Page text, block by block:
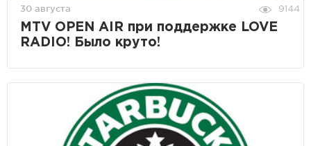
30 августа 9144
MTV OPEN AIR при поддержке LOVE
RADIO! Было круто!